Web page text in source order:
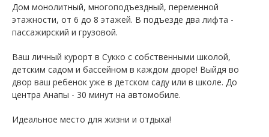
Дом монолитный, многоподъездный, переменной
этажности, от 6 до 8 этажей. B подъезде два лифта -
пассажирский и грузовой.
Ваш личный курорт в Сукко с собственными школой,
детским садом и бассейном в каждом дворе! Выйдя во
двор ваш ребенок уже в детском саду или в школе. До
центра Анапы - 30 минут на автомобиле.
Идеальное место для жизни и отдыха!